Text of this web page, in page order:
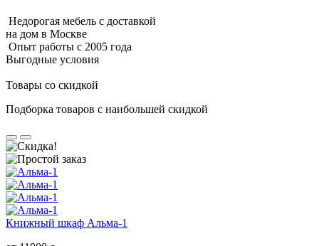
Недорогая мебель с доставкой
на дом в Москве
Опыт работы с 2005 года
Выгодные условия
Товары со скидкой
Подборка товаров с наибольшей скидкой
Книжный шкаф Альма-1